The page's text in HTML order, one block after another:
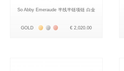
So Abby Emeraude 半线半链项链 白金
GOLD Жёлтое золото 18К
Белое золото 18К
Розовое золото 18К
€ 2,020.00